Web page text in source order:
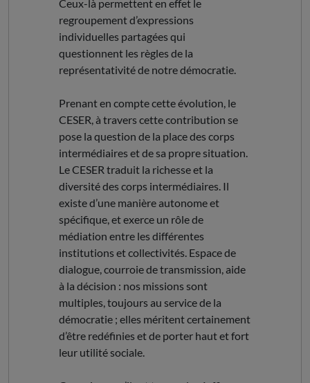
Ceux-là permettent en effet le
regroupement d’expressions
individuelles partagées qui
questionnent les règles de la
représentativité de notre démocratie.
Prenant en compte cette évolution, le
CESER, à travers cette contribution se
pose la question de la place des corps
intermédiaires et de sa propre situation.
Le CESER traduit la richesse et la
diversité des corps intermédiaires. Il
existe d’une manière autonome et
spécifique, et exerce un rôle de
médiation entre les différentes
institutions et collectivités. Espace de
dialogue, courroie de transmission, aide
à la décision : nos missions sont
multiples, toujours au service de la
démocratie ; elles méritent certainement
d’être redéfinies et de porter haut et fort
leur utilité sociale.